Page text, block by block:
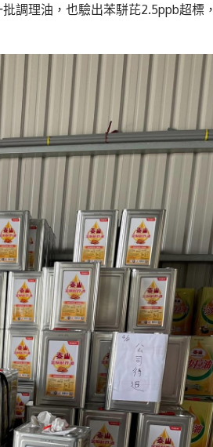
調理油，也驗出苯駢芘2.5ppb超標，